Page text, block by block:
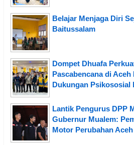
Belajar Menjaga Diri
Baitussalam
Dompet Dhuafa
Pascabencana di
Dukungan Psikososial
Lantik Pengurus DPP
Gubernur Mualem:
Motor Perubahan Aceh